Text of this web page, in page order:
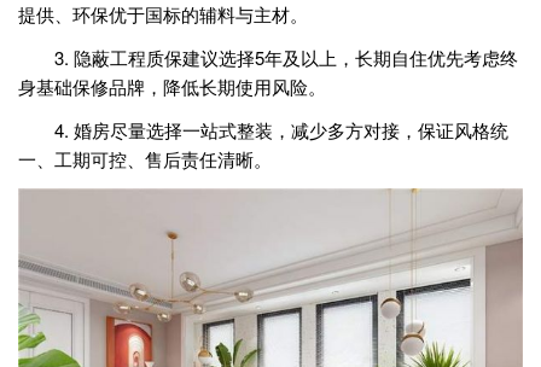
提供、环保优于国标的辅料与主材。
3. 隐蔽工程质保建议选择5年及以上，长期自住优先考虑终
身基础保修品牌，降低长期使用风险。
4. 婚房尽量选择一站式整装，减少多方对接，保证风格统
一、工期可控、售后责任清晰。